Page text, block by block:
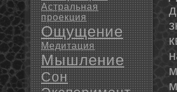
Астральная
проекция
Ощущение
Медитация
Мышление
Сон